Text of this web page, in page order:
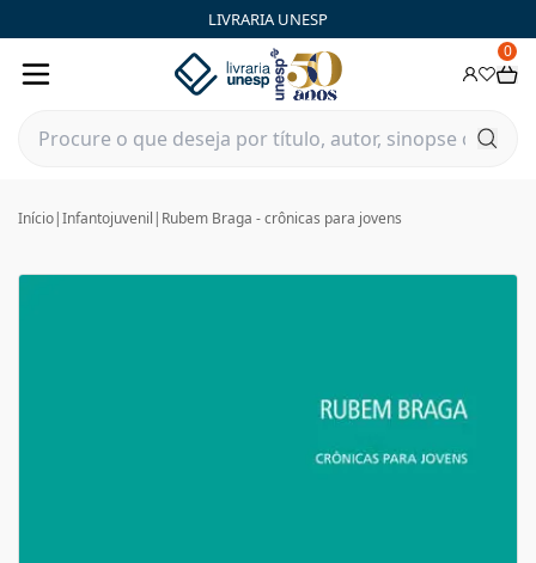
LIVRARIA UNESP
0
Início|Infantojuvenil | Rubem Braga - crônicas para jovens